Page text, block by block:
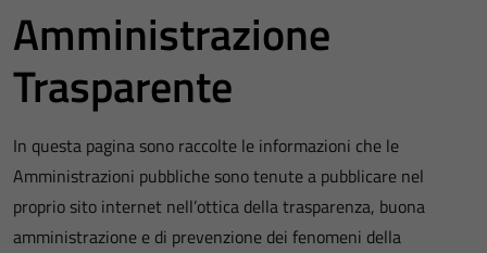
Amministrazione
Trasparente
In questa pagina sono raccolte le informazioni che le
Amministrazioni pubbliche sono tenute a pubblicare nel
proprio sito internet nell’ottica della trasparenza, buona
amministrazione e di prevenzione dei fenomeni della